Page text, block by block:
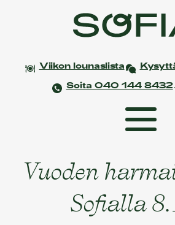
Viikon lounaslista
Soita 040 144 8432
Etusivu
Coworking
Tapahtumat ja kokoukset
Vuoden
Sofialla